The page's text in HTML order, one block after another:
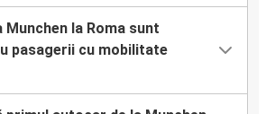
la Roma sunt
pasagerii cu mobilitate